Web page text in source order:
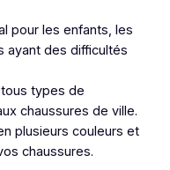
pour les enfants, les
ayant des difficultés
types de
chaussures de ville.
plusieurs couleurs et
chaussures.